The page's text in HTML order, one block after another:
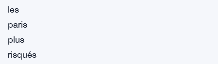
les
paris
plus
risqués